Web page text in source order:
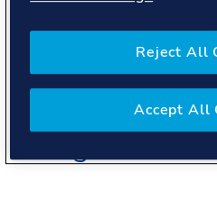
Neste søknadsrunde åpner
sikre deg muligheten!
Reject All
Accept All